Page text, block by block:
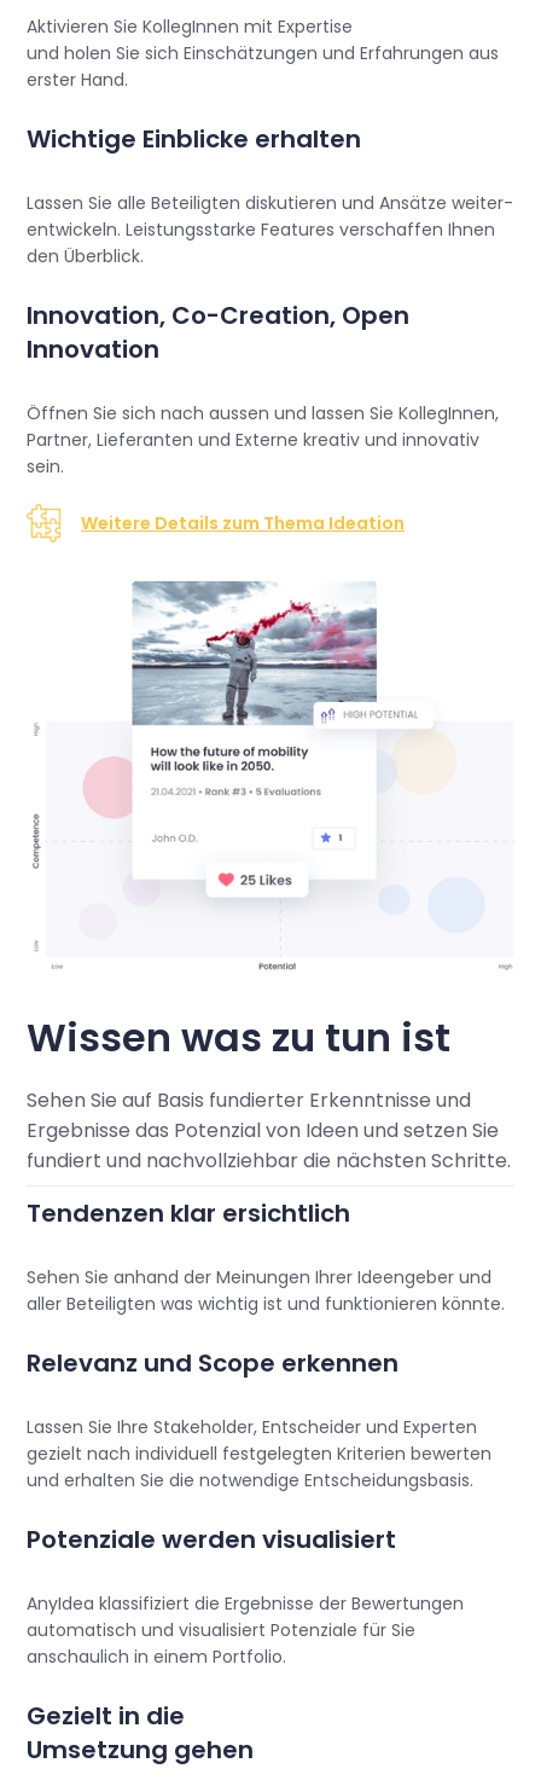
Aktivieren Sie KollegInnen mit Expertise
und holen Sie sich Einschätzungen und Erfahrungen aus
erster Hand.
Wichtige Einblicke erhalten
Lassen Sie alle Beteiligten diskutieren und Ansätze weiter-
entwickeln. Leistungsstarke Features verschaffen Ihnen
den Überblick.
Innovation, Co-Creation, Open
Innovation
Öffnen Sie sich nach aussen und lassen Sie KollegInnen,
Partner, Lieferanten und Externe kreativ und innovativ
sein.
Weitere Details zum Thema Ideation
Wissen was zu tun ist
Sehen Sie auf Basis fundierter Erkenntnisse und
Ergebnisse das Potenzial von Ideen und setzen Sie
fundiert und nachvollziehbar die nächsten Schritte.
Tendenzen klar ersichtlich
Sehen Sie anhand der Meinungen Ihrer Ideengeber und
aller Beteiligten was wichtig ist und funktionieren könnte.
Relevanz und Scope erkennen
Lassen Sie Ihre Stakeholder, Entscheider und Experten
gezielt nach individuell festgelegten Kriterien bewerten
und erhalten Sie die notwendige Entscheidungsbasis.
Potenziale werden visualisiert
AnyIdea klassifiziert die Ergebnisse der Bewertungen
automatisch und visualisiert Potenziale für Sie
anschaulich in einem Portfolio.
Gezielt in die
Umsetzung gehen